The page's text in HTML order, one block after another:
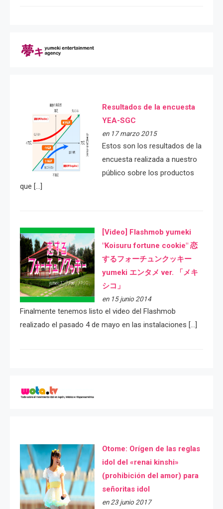
Resultados de la encuesta
YEA-SGC
en 17 marzo 2015
Estos son los resultados de la
encuesta realizada a nuestro
público sobre los productos
que […]
[Video] Flashmob yumeki
"Koisuru fortune cookie" 恋
するフォーチュンクッキー
yumeki エンタメ ver. 「メキ
シコ」
en 15 junio 2014
Finalmente tenemos listo el video del Flashmob
realizado el pasado 4 de mayo en las instalaciones […]
Otome: Orígen de las reglas
idol del «renai kinshi»
(prohibición del amor) para
señoritas idol
en 23 junio 2017